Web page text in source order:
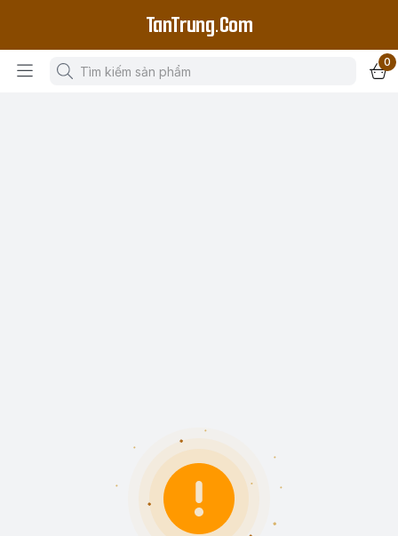
TanTrung.Com
0